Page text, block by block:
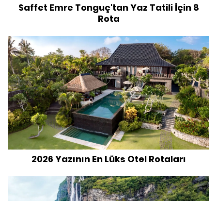
Saffet Emre Tonguç'tan Yaz Tatili İçin 8
Rota
2026 Yazının En Lüks Otel Rotaları